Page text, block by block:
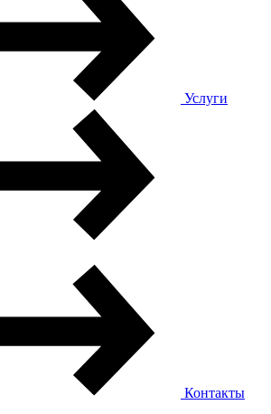
Услуги
Контакты